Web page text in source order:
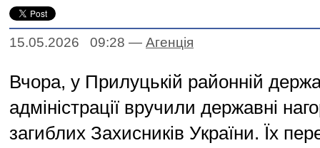
15.05.2026 09:28 — Агенцiя
Вчора, у Прилуцькій районній
адміністрації вручили державні
загиблих Захисників України. Їх